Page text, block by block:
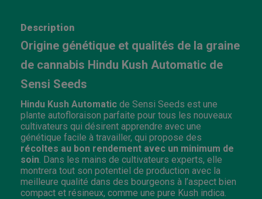
Description
Origine génétique et qualités de la graine
de cannabis Hindu Kush Automatic de
Sensi Seeds
Hindu Kush Automatic de Sensi Seeds est une
plante autofloraison parfaite pour tous les nouveaux
cultivateurs qui désirent apprendre avec une
génétique facile à travailler, qui propose des
récoltes au bon rendement avec un minimum de
soin . Dans les mains de cultivateurs experts, elle
montrera tout son potentiel de production avec la
meilleure qualité dans des bourgeons à l’aspect bien
compact et résineux, comme une pure Kush indica.